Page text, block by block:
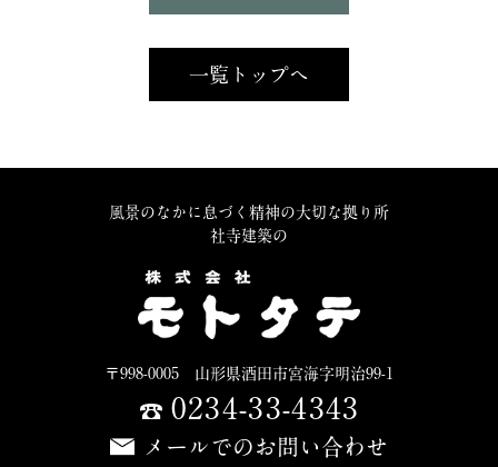
一覧トップへ
風景のなかに息づく精神の大切な拠り所
社寺建築の
〒998-0005 山形県酒田市宮海字明治99-1
0234-33-4343
メールでのお問い合わせ